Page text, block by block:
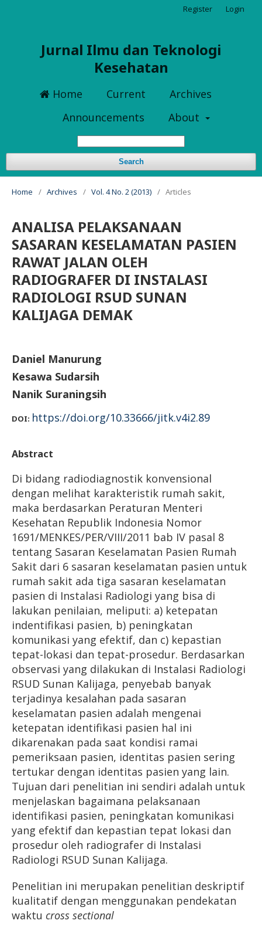
Jurnal Ilmu dan Teknologi
Kesehatan
Home Current
Archives
Announcements
About
Search
Register Login
Home / Archives / Vol. 4 No. 2 (2013) / Articles
ANALISA PELAKSANAAN
SASARAN KESELAMATAN PASIEN
RAWAT JALAN OLEH
RADIOGRAFER DI INSTALASI
RADIOLOGI RSUD SUNAN
KALIJAGA DEMAK
Daniel Manurung
Kesawa Sudarsih
Nanik Suraningsih
DOI: https://doi.org/10.33666/jitk.v4i2.89
Abstract
Di bidang radiodiagnostik konvensional
dengan melihat karakteristik rumah sakit,
maka berdasarkan Peraturan Menteri
Kesehatan Republik Indonesia Nomor
1691/MENKES/PER/VIII/2011 bab IV pasal 8
tentang Sasaran Keselamatan Pasien Rumah
Sakit dari 6 sasaran keselamatan pasien untuk
rumah sakit ada tiga sasaran keselamatan
pasien di Instalasi Radiologi yang bisa di
lakukan penilaian, meliputi: a) ketepatan
indentifikasi pasien, b) peningkatan
komunikasi yang efektif, dan c) kepastian
tepat-lokasi dan tepat-prosedur. Berdasarkan
observasi yang dilakukan di Instalasi Radiologi
RSUD Sunan Kalijaga, penyebab banyak
terjadinya kesalahan pada sasaran
keselamatan pasien adalah mengenai
ketepatan identifikasi pasien hal ini
dikarenakan pada saat kondisi ramai
pemeriksaan pasien, identitas pasien sering
tertukar dengan identitas pasien yang lain.
Tujuan dari penelitian ini sendiri adalah untuk
menjelaskan bagaimana pelaksanaan
identifikasi pasien, peningkatan komunikasi
yang efektif dan kepastian tepat lokasi dan
prosedur oleh radiografer di Instalasi
Radiologi RSUD Sunan Kalijaga.
Penelitian ini merupakan penelitian deskriptif
kualitatif dengan menggunakan pendekatan
waktu cross sectional